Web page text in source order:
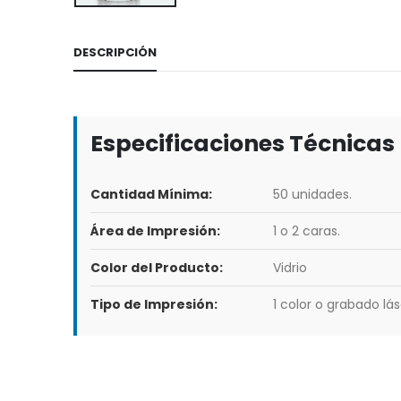
DESCRIPCIÓN
Especificaciones Técnicas
Cantidad Mínima: 50 unidades.
Área de Impresión: 1 o 2 caras.
Color del Producto: Vidrio
Tipo de Impresión: 1 color o grabado